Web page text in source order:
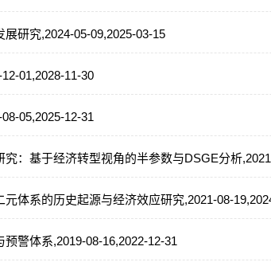
研究,2024-05-09,2025-03-15
01,2028-11-30
05,2025-12-31
：基于经济转型视角的半参数与DSGE分析
体系的历史起源与经济效应研究,2021-08-
警体系,2019-08-16,2022-12-31